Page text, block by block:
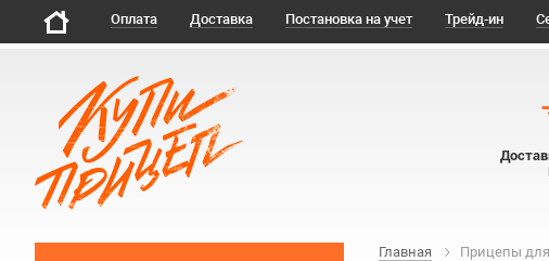
Оплата Доставка Постановка на учет Трейд-ин
Главная Прицепы